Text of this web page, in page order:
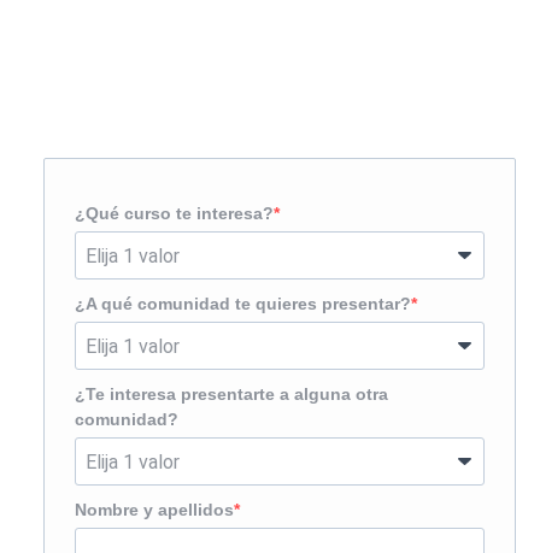
¿Qué curso te interesa?
¿A qué comunidad te quieres presentar?
¿Te interesa presentarte a alguna otra
comunidad?
Nombre y apellidos